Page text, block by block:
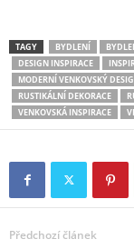
TAGY BYDLENÍ
DESIGN INSPIRACE
MODERNÍ VENKOVSKÝ
RUSTIKÁLNÍ DEKORACE
VENKOVSKÁ INSPIRACE
Předchozí článek